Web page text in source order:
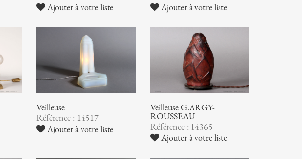
Ajouter à votre liste
Ajouter à votre liste
Veilleuse
Référence : 14517
Ajouter à votre liste
Veilleuse G.ARGY-
ROUSSEAU
Référence : 14365
Ajouter à votre liste